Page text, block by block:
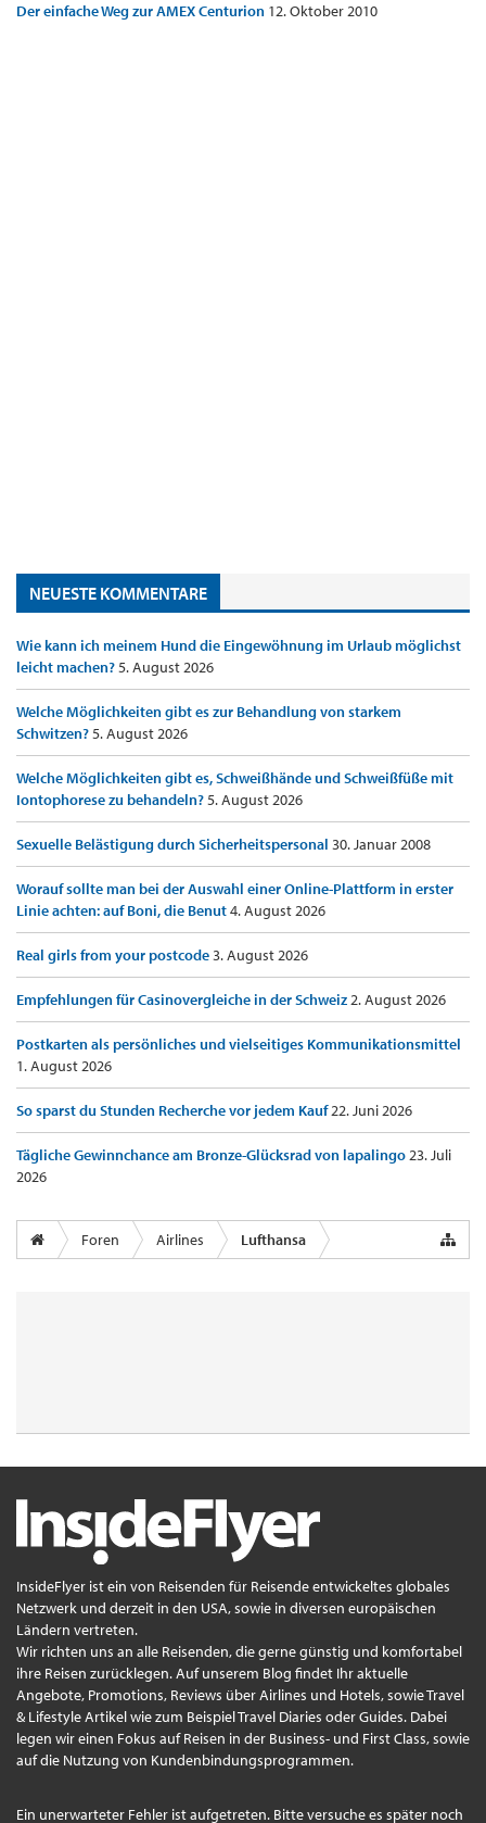
Der einfache Weg zur AMEX Centurion 12. Oktober 2010
NEUESTE KOMMENTARE
Wie kann ich meinem Hund die Eingewöhnung im Urlaub möglichst
leicht machen?5. August 2026
Welche Möglichkeiten gibt es zur Behandlung von starkem
Schwitzen?5. August 2026
Welche Möglichkeiten gibt es, Schweißhände und Schweißfüße mit
Iontophorese zu behandeln?5. August 2026
Sexuelle Belästigung durch Sicherheitspersonal 30. Januar 2008
Worauf sollte man bei der Auswahl einer Online-Plattform in erster
Linie achten: auf Boni, die Benut4. August 2026
Real girls from your postcode3. August 2026
Empfehlungen für Casinovergleiche in der Schweiz2. August 2026
Postkarten als persönliches und vielseitiges Kommunikationsmittel
1. August 2026
So sparst du Stunden Recherche vor jedem Kauf22. Juni 2026
Tägliche Gewinnchance am Bronze-Glücksrad von lapalingo23. Juli
2026
Foren Airlines Lufthansa
InsideFlyer ist ein von Reisenden für Reisende entwickeltes globales
Netzwerk und derzeit in den USA, sowie in diversen europäischen
Ländern vertreten.
Wir richten uns an alle Reisenden, die gerne günstig und komfortabel
ihre Reisen zurücklegen. Auf unserem Blog findet Ihr aktuelle
Angebote, Promotions, Reviews über Airlines und Hotels, sowie Travel
& Lifestyle Artikel wie zum Beispiel Travel Diaries oder Guides. Dabei
legen wir einen Fokus auf Reisen in der Business- und First Class, sowie
auf die Nutzung von Kundenbindungsprogrammen.
Ein unerwarteter Fehler ist aufgetreten. Bitte versuche es später noch